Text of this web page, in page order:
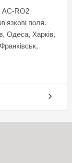
AC-RO2
поля.
Одеса, Харків,